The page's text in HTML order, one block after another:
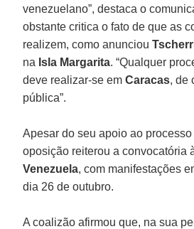
venezuelano”, destaca o
obstante critica o fato de que as
realizem, como anunciou
na Isla Margarita. “Qualquer
deve realizar-se emCaracas, de
pública”.
Apesar do seu apoio ao
oposição reiterou a convocatória
Venezuela, com manifestações
dia 26 de outubro.
A coalizão afirmou que, na sua